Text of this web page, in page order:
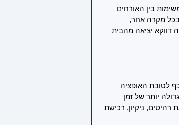
בין האורחים
בכל מקרה אחר,
דווקא יציאה מהבית
לטובת האופציה
יותר של זמן
ניקיון, רכישת